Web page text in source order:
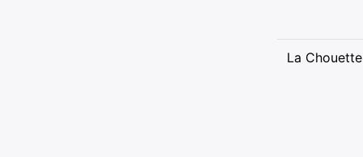
La Chouette